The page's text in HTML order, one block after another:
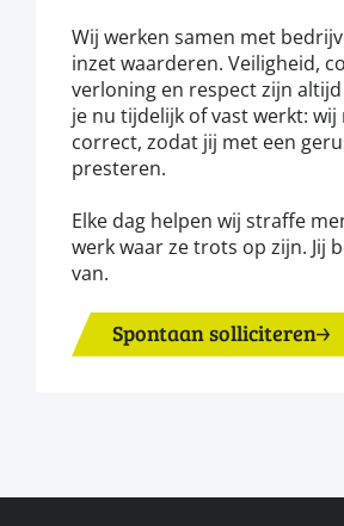
Wij werken samen met
inzet waarderen. Veiligheid,
verloning en respect zijn altijd
je nu tijdelijk of vast werkt: wij
correct, zodat jij met een
presteren.
Elke dag helpen wij straffe
werk waar ze trots op zijn. Jij
van.
Spontaan solliciteren